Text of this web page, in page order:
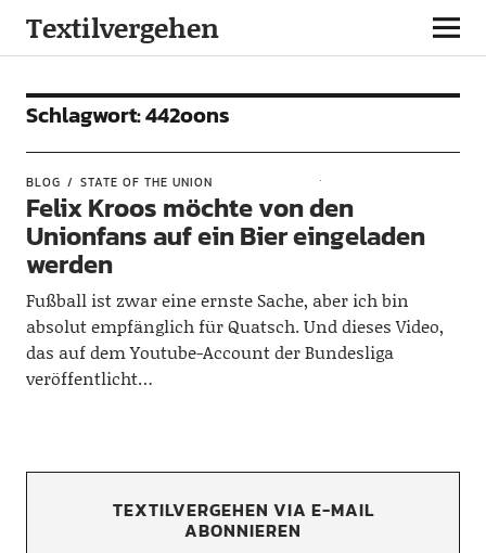
Textilvergehen
Schlagwort:442oons
BLOG STATE OF THE UNION
Felix Kroos möchte von den
Unionfans auf ein Bier eingeladen
werden
Fußball ist zwar eine ernste Sache, aber ich bin
absolut empfänglich für Quatsch. Und dieses Video,
das auf dem Youtube-Account der Bundesliga
veröffentlicht…
TEXTILVERGEHEN VIA E-MAIL
ABONNIEREN